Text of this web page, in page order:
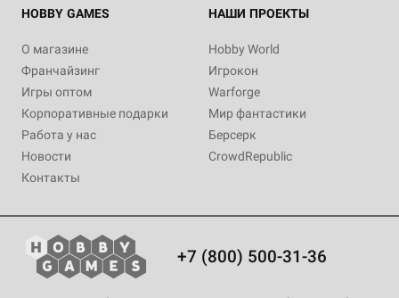
HOBBY GAMES
О магазине
Франчайзинг
Игры оптом
Корпоративные подарки
Работа у нас
Новости
Контакты
НАШИ ПРОЕКТЫ
Hobby World
Игрокон
Warforge
Мир фантастики
Берсерк
CrowdRepublic
+7 (800) 500-31-36